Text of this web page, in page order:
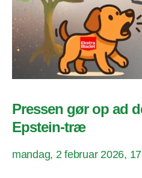
Pressen gør op ad
Epstein-træ
mandag, 2 februar 2026,